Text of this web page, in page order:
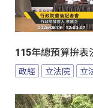
115年總預算拚表
政經 立法院 立